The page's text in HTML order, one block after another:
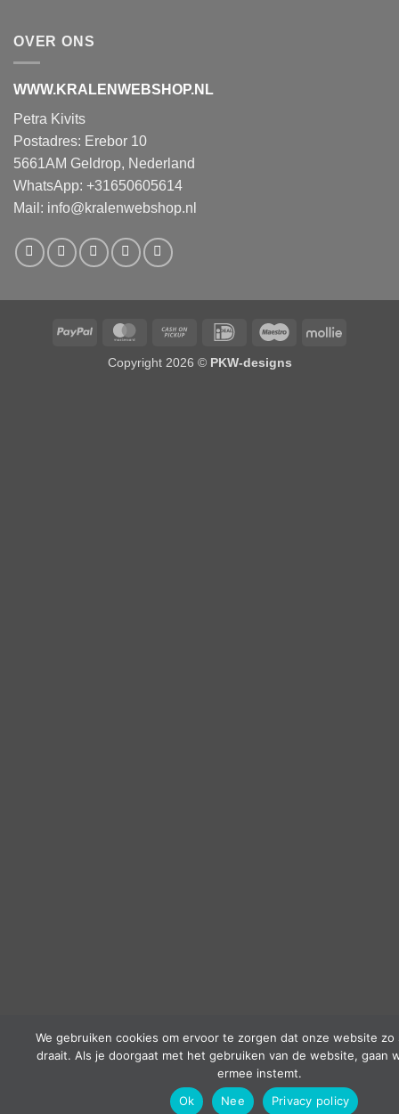
OVER ONS
WWW.KRALENWEBSHOP.NL
Petra Kivits
Postadres: Erebor 10
5661AM Geldrop, Nederland
WhatsApp: +31650605614
Mail: info@kralenwebshop.nl
PayPal MasterCardCash
Pickup
IDeal Maestro Mollie
Copyright 2026 © PKW-designs
We gebruiken cookies om ervoor te zorgen dat onze website zo
draait. Als je doorgaat met het gebruiken van de website, gaan
ermee instemt.
Ok
Nee Privacy policy